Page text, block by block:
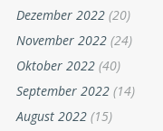
Dezember 2022 (20)
November 2022 (24)
Oktober 2022 (40)
September 2022 (14)
August 2022 (15)